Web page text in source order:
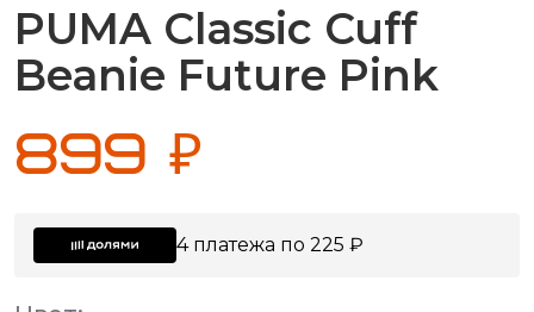
PUMA Classic Cuff
Beanie Future Pink
899 ₽
4 платежа по 225 ₽